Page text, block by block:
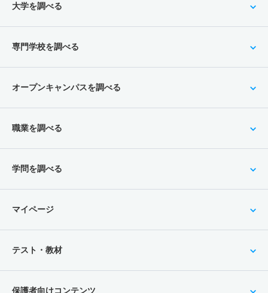
大学を調べる
専門学校を調べる
オープンキャンパスを調べる
職業を調べる
学問を調べる
マイページ
テスト・教材
保護者向けコンテンツ